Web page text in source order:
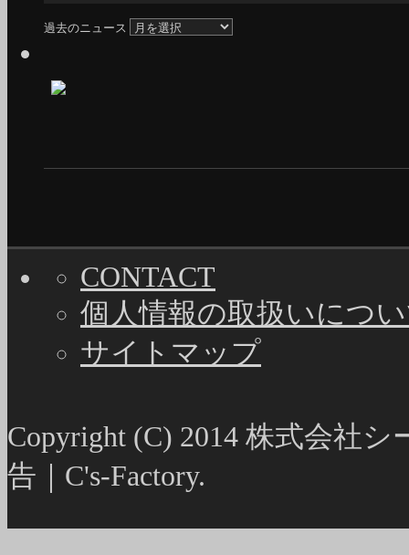
過去のニュース
CONTACT
個人情報の取扱いにつ
サイトマップ
Copyright (C) 2014 株式会社
告｜C's-Factory.